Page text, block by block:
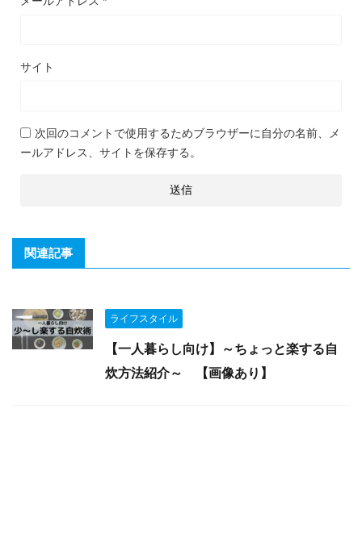
サイト
次回のコメントで使用するためブラウザーに自分の名前、メ
ールアドレス、サイトを保存する。
関連記事
ライフスタイル
【一人暮らし向け】～ちょっと楽する自
炊方法紹介～ 【画像あり】